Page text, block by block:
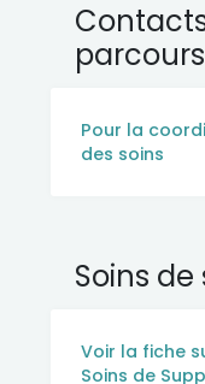
Pour la
des soins
Soins
Voir la fiche
Soins de